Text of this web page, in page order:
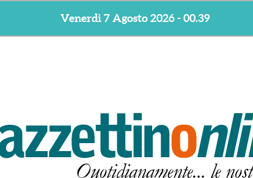
Venerdì 7 Agosto 2026 - 00.39